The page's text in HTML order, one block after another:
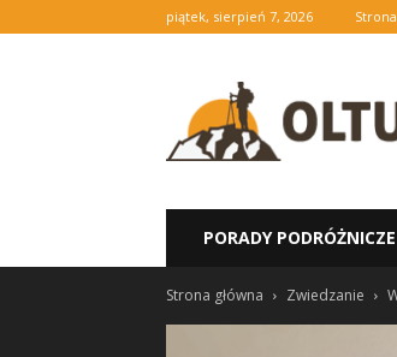
piątek, sierpień 7, 2026
oltur.pl
PORADY PODRÓŻNICZE
Strona główna Zwiedzanie